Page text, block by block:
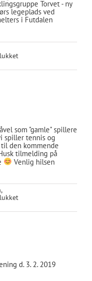
Torvet - ny
legeplads ved
i Futdalen
til
–
som "gamle" spillere
spiller tennis og
den kommende
tilmelding på
Venlig hilsen
til
d. 3. 2. 2019